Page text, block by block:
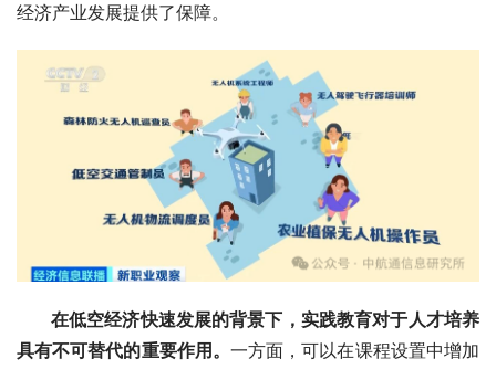
经济产业发展提供了保障。
在低空经济快速发展的背景下，实践教育对于人才培养
具有不可替代的重要作用。 一方面，可以在课程设置中增加